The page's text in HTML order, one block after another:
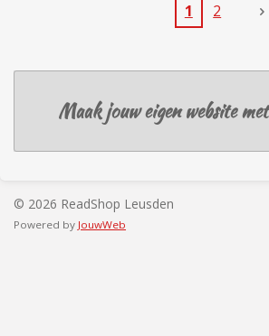
1 2
Maak jouw eigen website met
© 2026 ReadShop Leusden
Powered by JouwWeb